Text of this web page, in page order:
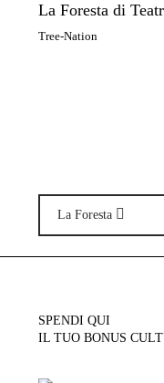
La Foresta di
Tree-Nation
La Foresta
SPENDI QUI
IL TUO BONUS